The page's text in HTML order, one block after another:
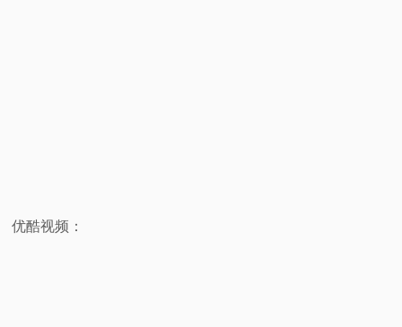
优酷视频：